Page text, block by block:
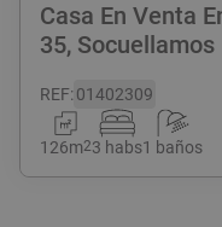
Casa En Venta
35, Socuellamos
REF:01402309
126m23 habs1 baños